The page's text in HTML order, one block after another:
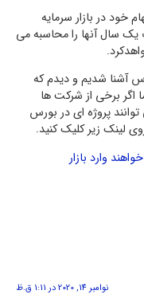
عرضه سهام خود در بازار سرمایه
یک سال آنها را محاسبه می
آشنا شدیم و دیدم که
اگر برخی از شرکت ها
پروژه ای در بورس
لینک زیر کلیک کنید.
وارد بازار
نوامبر 14, 2020 در 1:11 ق.ظ